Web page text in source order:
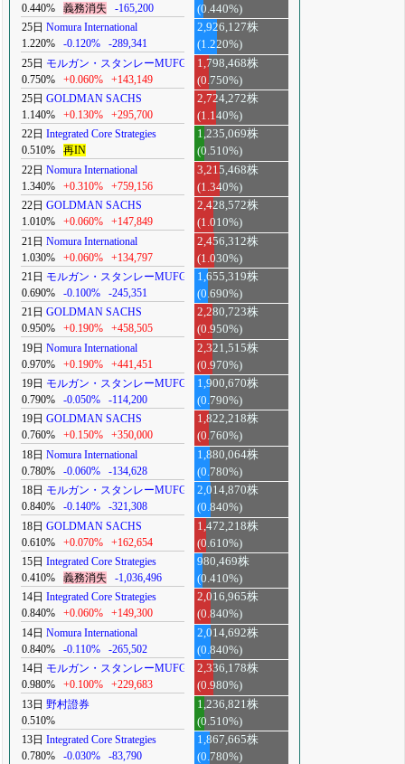
0.440%
義務消失 -165,200
(0.440%)
25日 Nomura International
1.220%
-0.120% -289,341
2,926,127株
(1.220%)
25日 モルガン・スタンレーMUFG
0.750%
+0.060% +143,149
1,798,468株
(0.750%)
25日 GOLDMAN SACHS
1.140%
+0.130% +295,700
2,724,272株
(1.140%)
22日 Integrated Core Strategies
0.510%
再IN
1,235,069株
(0.510%)
22日 Nomura International
1.340%
+0.310% +759,156
3,215,468株
(1.340%)
22日 GOLDMAN SACHS
1.010%
+0.060% +147,849
2,428,572株
(1.010%)
21日 Nomura International
1.030%
+0.060% +134,797
2,456,312株
(1.030%)
21日 モルガン・スタンレーMUFG
0.690%
-0.100% -245,351
1,655,319株
(0.690%)
21日 GOLDMAN SACHS
0.950%
+0.190% +458,505
2,280,723株
(0.950%)
19日 Nomura International
0.970%
+0.190% +441,451
2,321,515株
(0.970%)
19日 モルガン・スタンレーMUFG
0.790%
-0.050% -114,200
1,900,670株
(0.790%)
19日 GOLDMAN SACHS
0.760%
+0.150% +350,000
1,822,218株
(0.760%)
18日 Nomura International
0.780%
-0.060% -134,628
1,880,064株
(0.780%)
18日 モルガン・スタンレーMUFG
0.840%
-0.140% -321,308
2,014,870株
(0.840%)
18日 GOLDMAN SACHS
0.610%
+0.070% +162,654
1,472,218株
(0.610%)
15日 Integrated Core Strategies
0.410%
義務消失 -1,036,496
980,469株
(0.410%)
14日 Integrated Core Strategies
0.840%
+0.060% +149,300
2,016,965株
(0.840%)
14日 Nomura International
0.840%
-0.110% -265,502
2,014,692株
(0.840%)
14日 モルガン・スタンレーMUFG
0.980%
+0.100% +229,683
2,336,178株
(0.980%)
13日 野村證券
0.510%
1,236,821株
(0.510%)
13日 Integrated Core Strategies
0.780%
-0.030% -83,790
1,867,665株
(0.780%)